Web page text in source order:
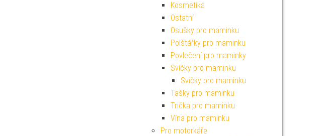
Kosmetika
Ostatní
Osušky pro maminku
Polštářky pro maminku
Povlečení pro maminky
Svíčky pro maminku
Svíčky pro maminku
Tašky pro maminku
Trička pro maminku
Vína pro maminku
Pro motorkáře